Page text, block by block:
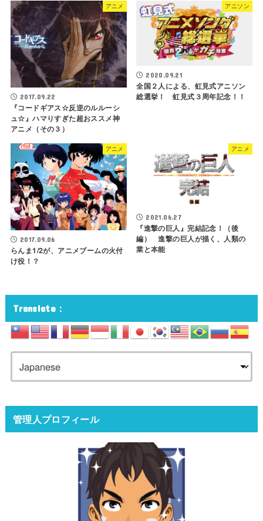
アニメ
2017.09.22
『コードギアス☆反逆のルルーシ
ュ☆』ハマりすぎた超おススメ神
アニメ（その３）
アニソン
2020.09.21
全国２人による、虹見式アニソン
総選挙！ 虹見式３周年記念！！
アニメ
2017.09.06
らんま1/2が、アニメブームの火付
け役！？
アニメ
2021.06.27
『進撃の巨人』完結記念！（後
編） 進撃の巨人が描く、人類の
業と本能
Translate：
管理人プロフィール